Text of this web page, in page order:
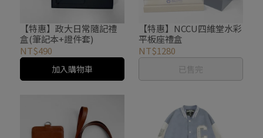
【特惠】政大日常隨記禮
盒(筆記本+證件套)
NT$490
加入購物車
【特惠】NCCU四維堂水彩
平板座禮盒
NT$1280
已售完